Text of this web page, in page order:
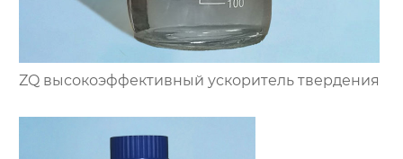
ZQ высокоэффективный ускоритель твердения